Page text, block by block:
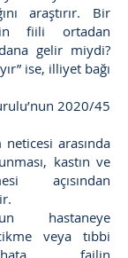
araştırır. Bir
fiili ortadan
gelir miydi?
ise, illiyet bağı
2020/45
arasında
kastın ve
açısından
hastaneye
veya tıbbi
hata, failin